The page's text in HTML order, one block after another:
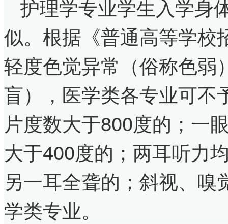
护理学专业学生入学身
似。根据《普通高等学校
轻度色觉异常（俗称色弱
盲），医学类各专业可不
片度数大于800度的；一
大于400度的；两耳听力
另一耳全聋的；斜视、
学类专业。